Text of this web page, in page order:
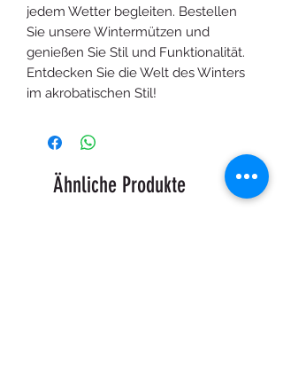
jedem Wetter begleiten. Bestellen
Sie unsere Wintermützen und
genießen Sie Stil und Funktionalität.
Entdecken Sie die Welt des Winters
im akrobatischen Stil!
Ähnliche Produkte